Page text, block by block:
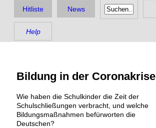
Hitliste News
Help
Bildung in der Coronakrise
Wie haben die Schulkinder die Zeit der
Schulschließungen verbracht, und welche
Bildungsmaßnahmen befürworten die
Deutschen?